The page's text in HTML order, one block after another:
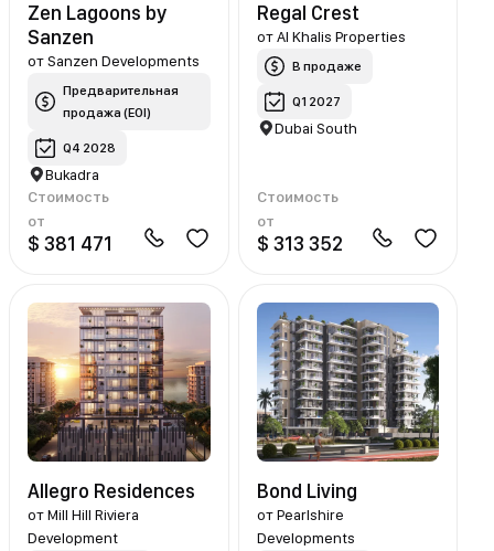
Zen Lagoons by
Sanzen
отSanzen Developments
Предварительная
продажа (EOI)
Q4 2028
Bukadra
Стоимость
от
$ 381 471
Regal Crest
от Al Khalis Properties
В продаже
Q1 2027
Dubai South
Стоимость
от
$ 313 352
Allegro Residences
отMill Hill Riviera
Development
Bond Living
от Pearlshire
Developments